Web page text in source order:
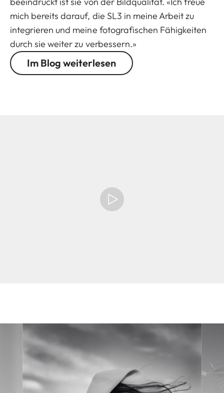
mich bereits darauf, die SL3 in meine Arbeit zu
integrieren und meine fotografischen Fähigkeiten
durch sie weiter zu verbessern.»
Im Blog weiterlesen